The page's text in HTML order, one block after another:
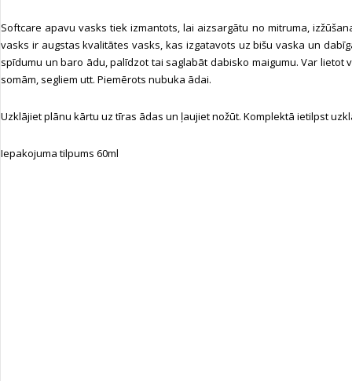
Softcare apavu vasks tiek izmantots, lai aizsargātu no mitruma,
vasks ir augstas kvalitātes vasks, kas izgatavots uz bišu vaska un
spīdumu un baro ādu, palīdzot tai saglabāt dabisko maigumu. Var lietot
somām, segliem utt. Piemērots nubuka ādai.
Uzklājiet plānu kārtu uz tīras ādas un ļaujiet nožūt. Komplektā ietilpst
Iepakojuma tilpums 60ml